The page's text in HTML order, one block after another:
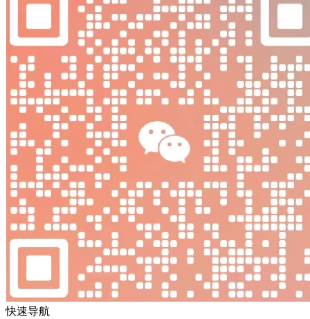
快速导航